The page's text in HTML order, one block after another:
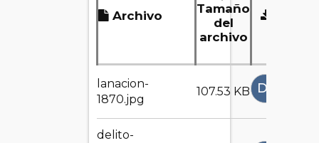
Archivo
Tamaño
del
archivo
lanacion-
1870.jpg
107.53 KB
delito-